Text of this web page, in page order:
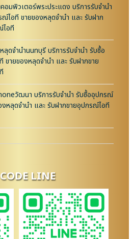
อมพิวเตอร์พระประแดง บริการรับจำนำ
ไอที ขายของหลุดจำนำ และ รับฝาก
ไอที
ลุดจำนำนนทบุรี บริการรับจำนำ รับซื้อ
ขายของหลุดจำนำ และ รับฝากขาย
วัฒนา บริการรับจำนำ รับซื้ออุปกรณ์
งหลุดจำนำ และ รับฝากขายอุปกรณ์ไอที
LINE